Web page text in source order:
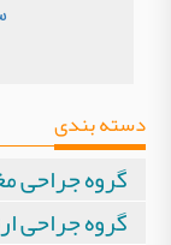
دسته بندی
گروه جراحی
گروه جراحی